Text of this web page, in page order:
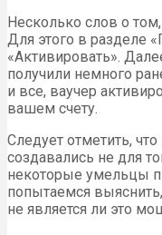
Несколько слов о
Для этого в разделе
«Активировать».
получили немного
и все, ваучер
вашем счету.
Следует отметить,
создавались не для
некоторые умельцы
попытаемся
не является ли это